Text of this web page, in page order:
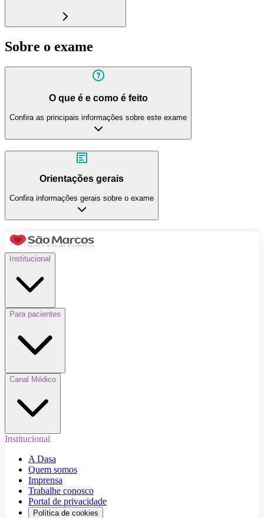
Sobre o exame
O que é e como é feito
Confira as principais informações sobre este exame
Orientações gerais
Confira informações gerais sobre o exame
Institucional
Para pacientes
Canal Médico
Institucional
A Dasa
Quem somos
Imprensa
Trabalhe conosco
Portal de privacidade
Política de cookies